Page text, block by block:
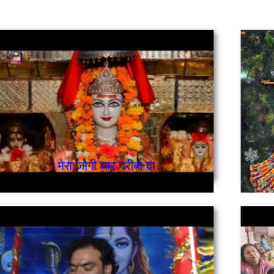
मेरा जोगी यार गरीबा दा